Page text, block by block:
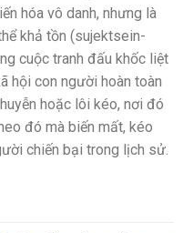
hóa vô danh, nhưng là
khả tồn (sujektsein-
cuộc tranh đấu khốc liệt
hội con người hoàn toàn
hoặc lôi kéo, nơi đó
đó mà biến mất, kéo
chiến bại trong lịch sử.